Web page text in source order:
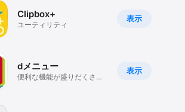
表示
Clipbox+
ユーティリティ
表示
dメニュー
便利な機能が盛りだくさ